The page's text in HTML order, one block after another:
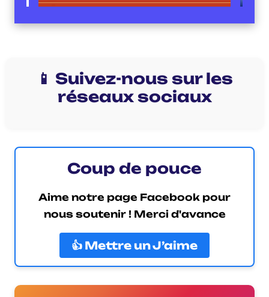
📱 Suivez-nous sur les
réseaux sociaux
Coup de pouce
Aime notre page Facebook pour
nous soutenir ! Merci d'avance
👍 Mettre un J’aime